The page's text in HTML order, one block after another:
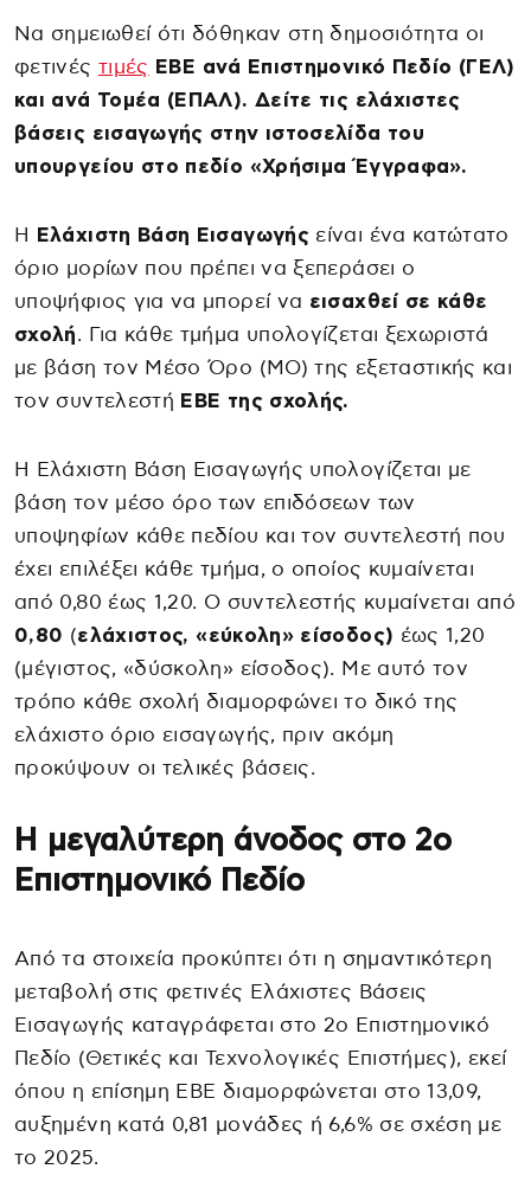
Να σημειωθεί ότι δόθηκαν στη δημοσιότητα οι
φετινές τιμές ΕΒΕ ανά Επιστημονικό Πεδίο (ΓΕΛ)
και ανά Τομέα (ΕΠΑΛ). Δείτε τις ελάχιστες
βάσεις εισαγωγής στην ιστοσελίδα του
υπουργείου στο πεδίο «Χρήσιμα Έγγραφα».
Η Ελάχιστη Βάση Εισαγωγής είναι ένα κατώτατο
όριο μορίων που πρέπει να ξεπεράσει ο
υποψήφιος για να μπορεί να εισαχθεί σε κάθε
σχολή. Για κάθε τμήμα υπολογίζεται ξεχωριστά
με βάση τον Μέσο Όρο (ΜΟ) της εξεταστικής και
τον συντελεστή ΕΒΕ της σχολής.
Η Ελάχιστη Βάση Εισαγωγής υπολογίζεται με
βάση τον μέσο όρο των επιδόσεων των
υποψηφίων κάθε πεδίου και τον συντελεστή που
έχει επιλέξει κάθε τμήμα, ο οποίος κυμαίνεται
από 0,80 έως 1,20. Ο συντελεστής κυμαίνεται από
0,80 (ελάχιστος, «εύκολη» είσοδος) έως 1,20
(μέγιστος, «δύσκολη» είσοδος). Με αυτό τον
τρόπο κάθε σχολή διαμορφώνει το δικό της
ελάχιστο όριο εισαγωγής, πριν ακόμη
προκύψουν οι τελικές βάσεις.
Η μεγαλύτερη άνοδος στο 2ο
Επιστημονικό Πεδίο
Από τα στοιχεία προκύπτει ότι η σημαντικότερη
μεταβολή στις φετινές Ελάχιστες Βάσεις
Εισαγωγής καταγράφεται στο 2ο Επιστημονικό
Πεδίο (Θετικές και Τεχνολογικές Επιστήμες), εκεί
όπου η επίσημη ΕΒΕ διαμορφώνεται στο 13,09,
αυξημένη κατά 0,81 μονάδες ή 6,6% σε σχέση με
το 2025.